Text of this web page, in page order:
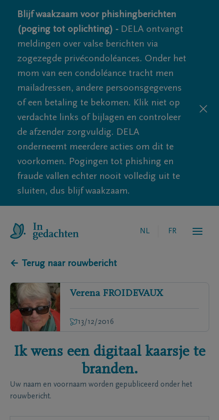
Blijf waakzaam voor phishingberichten
(poging tot oplichting) - DELA ontvangt
meldingen over valse berichten via
zogezegde privécondoléances. Onder het
mom van een condoléance tracht men
mailadressen, andere persoonsgegevens
of een betaling te bekomen. Klik niet op
verdachte links of bijlagen en controleer
de afzender zorgvuldig. DELA
onderneemt meerdere acties om dit te
voorkomen. Pogingen tot phishing en
fraude vallen echter nooit volledig uit te
sluiten, dus blijf waakzaam.
NL FR
← Terug naar rouwbericht
Verena FROIDEVAUX
13/12/2016
Ik wens een digitaal kaarsje te
branden.
Uw naam en voornaam worden gepubliceerd onder het
rouwbericht.